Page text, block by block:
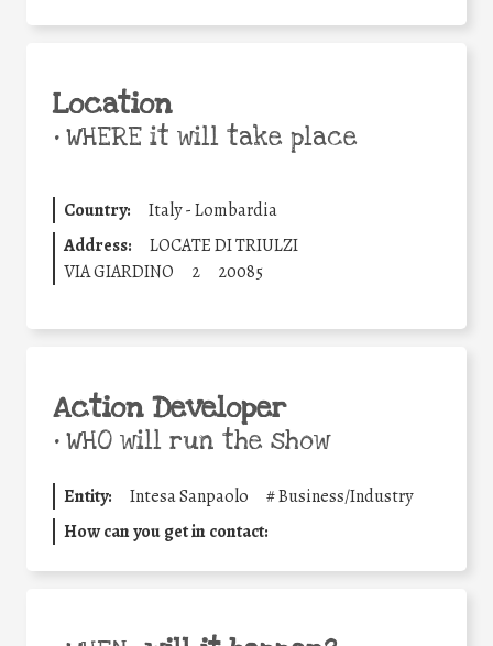
Location
•WHERE it will take place
Country:
Italy - Lombardia
Address:
LOCATE DI TRIULZI
VIA GIARDINO
2 20085
Action Developer
•WHO will run the show
Entity: Intesa Sanpaolo #Business/Industry
How can you get in contact: